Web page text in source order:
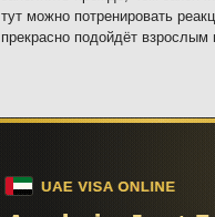
тут можно потренировать
прекрасно подойдёт взрослым